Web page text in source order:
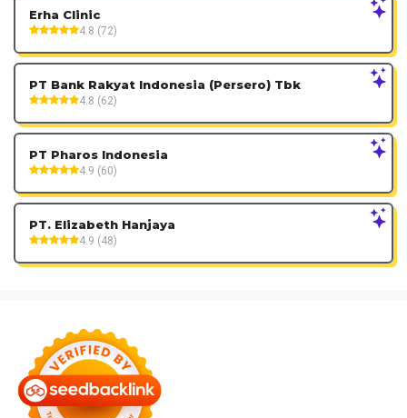
Erha Clinic
4.8 (72)
PT Bank Rakyat Indonesia (Persero) Tbk
4.8 (62)
PT Pharos Indonesia
4.9 (60)
PT. Elizabeth Hanjaya
4.9 (48)